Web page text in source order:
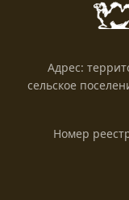
Адрес:
сельское
Номер